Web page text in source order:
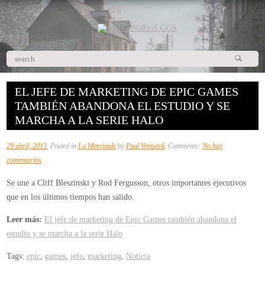
EL JEFE DE MARKETING DE EPIC GAMES
TAMBIÉN ABANDONA EL ESTUDIO Y SE
MARCHA A LA SERIE HALO
29 abril, 2013, Posted inLa Mercinale byPaul Ventseck, Comments:No hay
comentariosen
jefe
de
marketing
de
Games
Se une a Cliff Bleszinski y Rod Fergusson, otros importantes ejecutivos
que en los últimos tiempos han salido.
Leer más: El jefe de marketing de Epic Games también abandona el
estudio y se marcha a la serie Halo
Tags:epic, games, jefe,marketing, Noticia